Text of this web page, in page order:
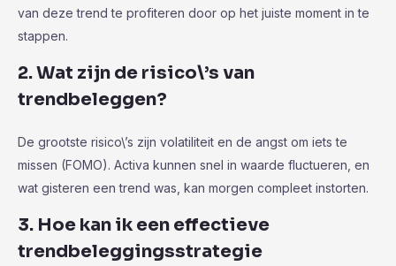
van deze trend te profiteren door op het juiste moment in te
stappen.
2. Wat zijn de risico\’s van
trendbeleggen?
De grootste risico\’s zijn volatiliteit en de angst om iets te
missen (FOMO). Activa kunnen snel in waarde fluctueren, en
wat gisteren een trend was, kan morgen compleet instorten.
3. Hoe kan ik een effectieve
trendbeleggingsstrategie